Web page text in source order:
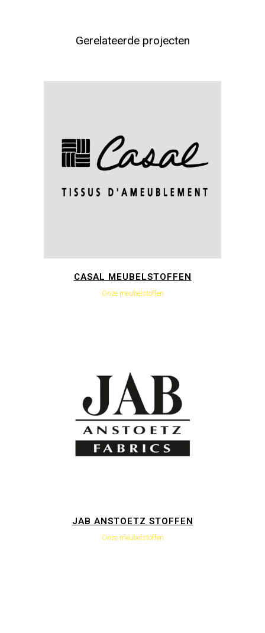
Gerelateerde projecten
CASAL MEUBELSTOFFEN
Onze meubelstoffen
JAB ANSTOETZ STOFFEN
Onze meubelstoffen